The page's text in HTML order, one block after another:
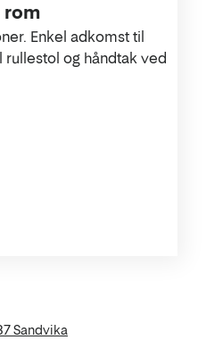
rom
Enkel adkomst til
og håndtak ved
Sandvika